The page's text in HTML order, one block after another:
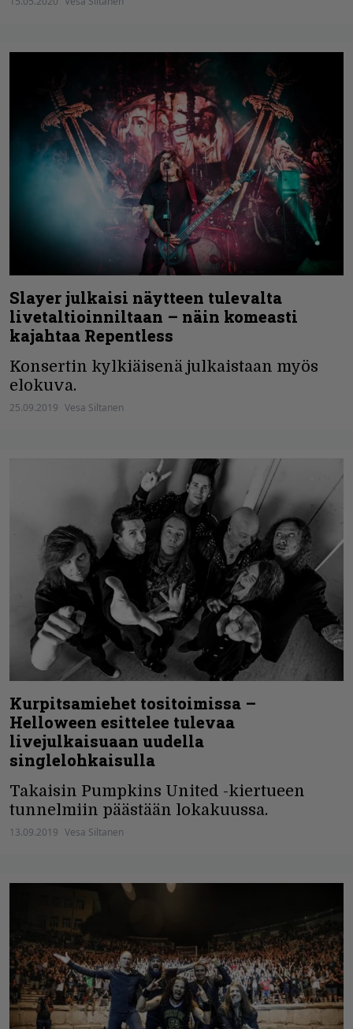
Slayer julkaisi näytteen tulevalta
livetaltioinniltaan – näin komeasti
kajahtaa Repentless
Konsertin kylkiäisenä julkaistaan myös
elokuva.
25.09.2019 Vesa Siltanen
Kurpitsamiehet tositoimissa –
Helloween esittelee tulevaa
livejulkaisuaan uudella
singlelohkaisulla
Takaisin Pumpkins United -kiertueen
tunnelmiin päästään lokakuussa.
13.09.2019 Vesa Siltanen